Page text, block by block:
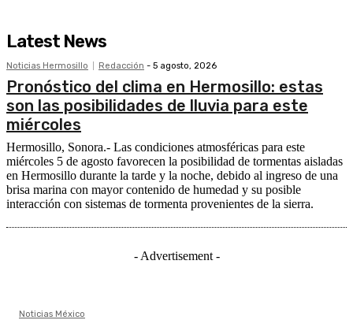
Latest News
Noticias Hermosillo Redacción - 5 agosto, 2026
Pronóstico del clima en Hermosillo: estas
son las posibilidades de lluvia para este
miércoles
Hermosillo, Sonora.- Las condiciones atmosféricas para este
miércoles 5 de agosto favorecen la posibilidad de tormentas aisladas
en Hermosillo durante la tarde y la noche, debido al ingreso de una
brisa marina con mayor contenido de humedad y su posible
interacción con sistemas de tormenta provenientes de la sierra.
- Advertisement -
Noticias México